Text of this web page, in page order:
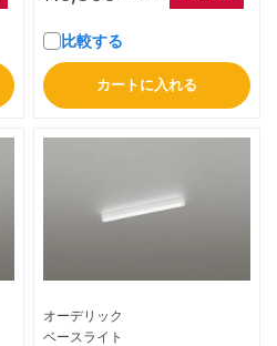
比較する
カートに入れる
オーデリック
ベースライト